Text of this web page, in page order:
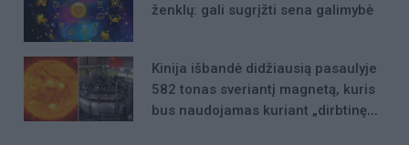
ženklų: gali sugrįžti sena galimybė
Kinija išbandė didžiausią pasaulyje
582 tonas sveriantį magnetą, kuris
bus naudojamas kuriant „dirbtinę